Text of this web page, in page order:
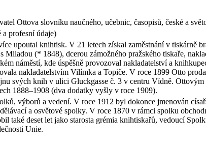
Ottova slovníku naučného, učebnic, časopisů, české a
profesní údaje)
upoutal knihtisk. V 21 letech získal zaměstnání v tiskárně
(* 1848), dcerou zámožného pražského tiskaře,
náměstí, kde úspěšně provozoval nakladatelství a
nakladatelstvím Vilímka a Topiče. V roce 1899 Otto
svých knih v ulici Gluckgasse č. 3 v centru Vídně. Ottovým
1888–1908 (dva dodatky vyšly v roce 1909).
výborů a vedení. V roce 1912 byl dokonce jmenován
a osvětové spolky. V roce 1870 v rámci spolku
také deset let jako starosta grémia knihtiskařů, vedoucí
Unie.